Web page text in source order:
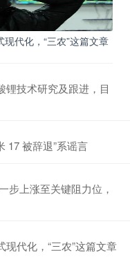
代化，“三农”这篇文章
锂技术研究及跟进，目
17 被辞退”系谣言
步上涨至关键阻力位，
代化，“三农”这篇文章